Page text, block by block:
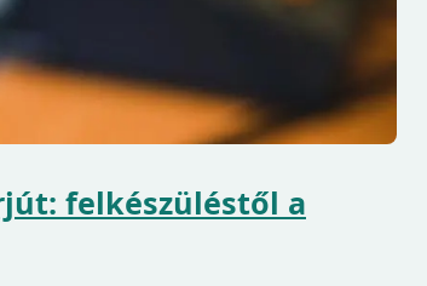
felkészüléstől a